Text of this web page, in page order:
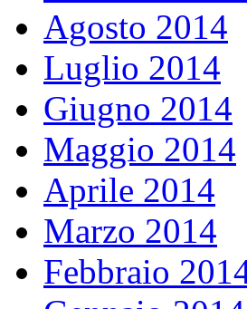
Agosto 2014
Luglio 2014
Giugno 2014
Maggio 2014
Aprile 2014
Marzo 2014
Febbraio